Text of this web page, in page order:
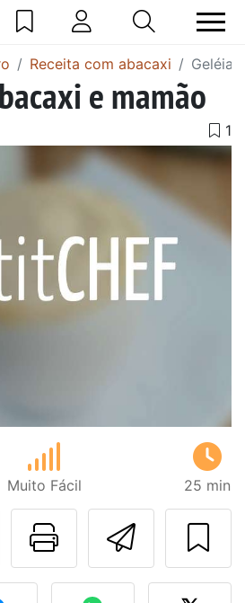
Receita com abacaxi Geléia
e mamão
Muito Fácil 25 min
Imprima
Falar com o autor
receita?